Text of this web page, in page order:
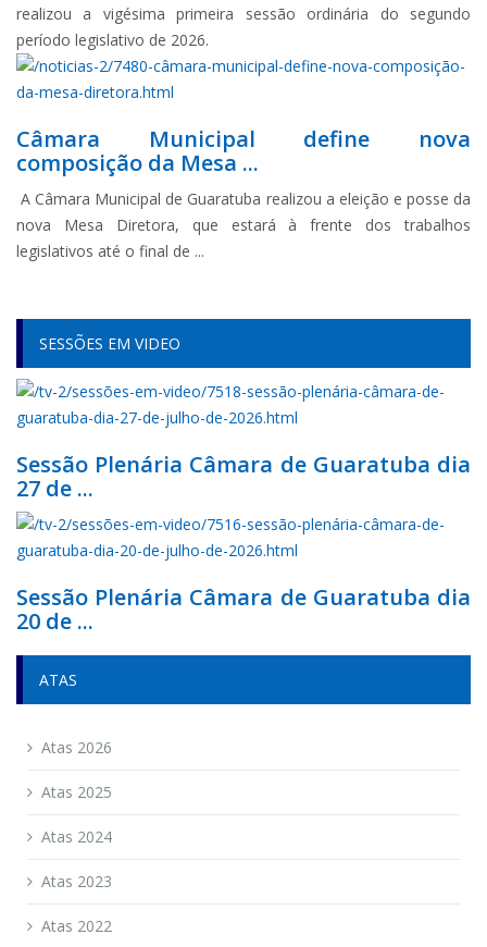
realizou a vigésima primeira sessão ordinária do segundo
período legislativo de 2026.
Câmara Municipal define nova
composição da Mesa ...
A Câmara Municipal de Guaratuba realizou a eleição e posse da
nova Mesa Diretora, que estará à frente dos trabalhos
legislativos até o final de ...
SESSÕES EM VIDEO
Sessão Plenária Câmara de Guaratuba dia
27 de ...
Sessão Plenária Câmara de Guaratuba dia
20 de ...
ATAS
Atas 2026
Atas 2025
Atas 2024
Atas 2023
Atas 2022